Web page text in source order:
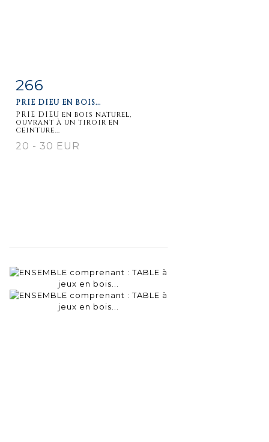
Item detail
266
PRIE DIEU EN BOIS...
PRIE DIEU en bois naturel,
ouvrant à un tiroir en
ceinture...
20 - 30 EUR